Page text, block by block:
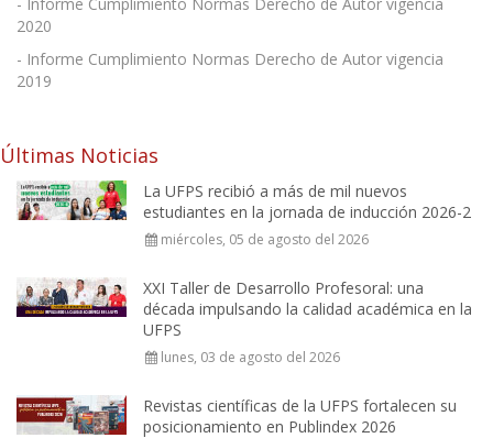
2020
- Informe Cumplimiento Normas Derecho de Autor vigencia
2019
Últimas Noticias
La UFPS recibió a más de mil nuevos
estudiantes en la jornada de inducción 2026-2
miércoles, 05 de agosto del 2026
XXI Taller de Desarrollo Profesoral: una
década impulsando la calidad académica en la
UFPS
lunes, 03 de agosto del 2026
Revistas científicas de la UFPS fortalecen su
posicionamiento en Publindex 2026